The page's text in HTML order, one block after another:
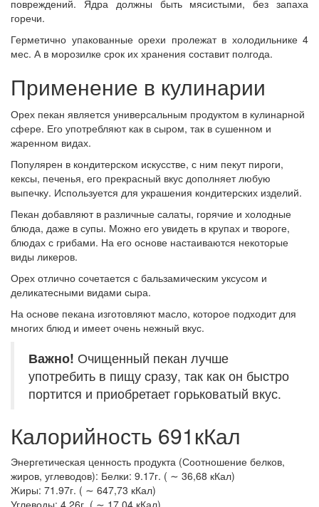
повреждений. Ядра должны быть мясистыми, без запаха
горечи.
Герметично упакованные орехи пролежат в холодильнике 4
мес. А в морозилке срок их хранения составит полгода.
Применение в кулинарии
Орех пекан является универсальным продуктом в кулинарной
сфере. Его употребляют как в сыром, так в сушенном и
жаренном видах.
Популярен в кондитерском искусстве, с ним пекут пироги,
кексы, печенья, его прекрасный вкус дополняет любую
выпечку. Используется для украшения кондитерских изделий.
Пекан добавляют в различные салаты, горячие и холодные
блюда, даже в супы. Можно его увидеть в крупах и твороге,
блюдах с грибами. На его основе настаиваются некоторые
виды ликеров.
Орех отлично сочетается с бальзамическим уксусом и
деликатесными видами сыра.
На основе пекана изготовляют масло, которое подходит для
многих блюд и имеет очень нежный вкус.
Важно! Очищенный пекан лучше
употребить в пищу сразу, так как он быстро
портится и приобретает горьковатый вкус.
Калорийность 691кКал
Энергетическая ценность продукта (Соотношение белков,
жиров, углеводов): Белки: 9.17г. ( ∼ 36,68 кКал)
Жиры: 71.97г. ( ∼ 647,73 кКал)